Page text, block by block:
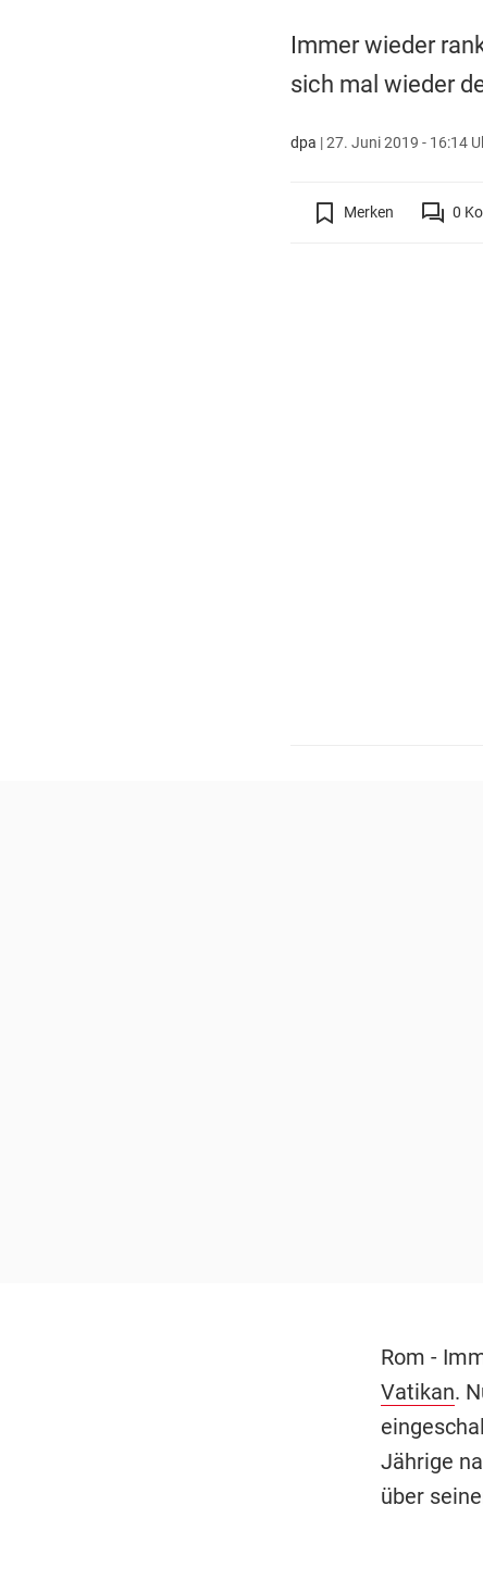
Immer wieder
sich mal wieder
dpa |27. Juni 2019 - 16:14
Merken 0
Rom -
Vatikan.
Jährige
über